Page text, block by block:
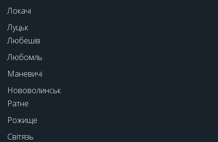
Локачі
Луцьк
Любешів
Любомль
Маневичі
Нововолинськ
Ратне
Рожище
Світязь